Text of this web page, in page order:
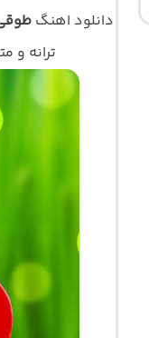
دانلود اهنگ
ترانه و